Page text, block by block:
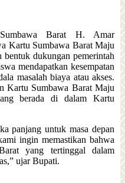
Barat H. Amar
Kartu Sumbawa Barat Maju
dukungan pemerintah
mendapatkan kesempatan
masalah biaya atau akses.
Kartu Sumbawa Barat Maju
berada di dalam Kartu
panjang untuk masa depan
ingin memastikan bahwa
yang tertinggal dalam
ujar Bupati.